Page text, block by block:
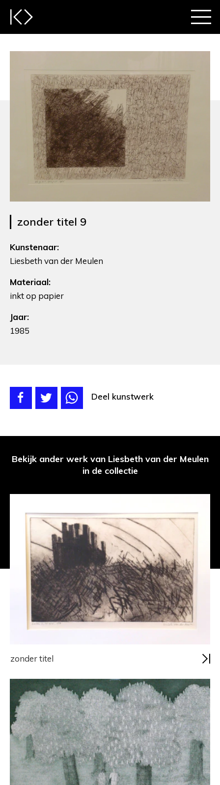
zonder titel 9
Kunstenaar:
Liesbeth van der Meulen
Materiaal:
inkt op papier
Jaar:
1985
Deel kunstwerk
Bekijk ander werk van Liesbeth van der Meulen
in de collectie
zonder titel